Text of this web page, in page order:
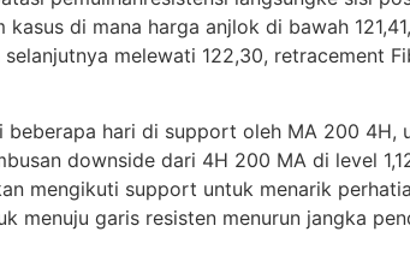
di mana harga anjlok di bawah
melewati 122,30, retracement
hari di support oleh MA 200 4H,
downside dari 4H 200 MA di level
mengikuti support untuk menarik
menuju garis resisten menurun jangka